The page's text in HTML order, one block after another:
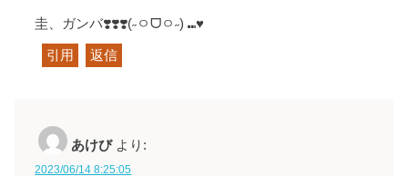
圭、ガンバ❣️❣️❣️(˶ㅇᗜㅇ˶) ⑉♥
引用 返信
あけび より:
2023/06/14 8:25:05